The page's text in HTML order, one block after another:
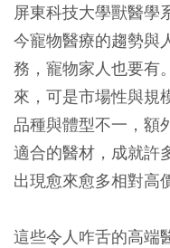
屏東科技大學獸醫學
今寵物醫療的趨勢與
務，寵物家人也要有
來，可是市場性與規
品種與體型不一，額
適合的醫材，成就許
出現愈來愈多相對高
這些令人咋舌的高端